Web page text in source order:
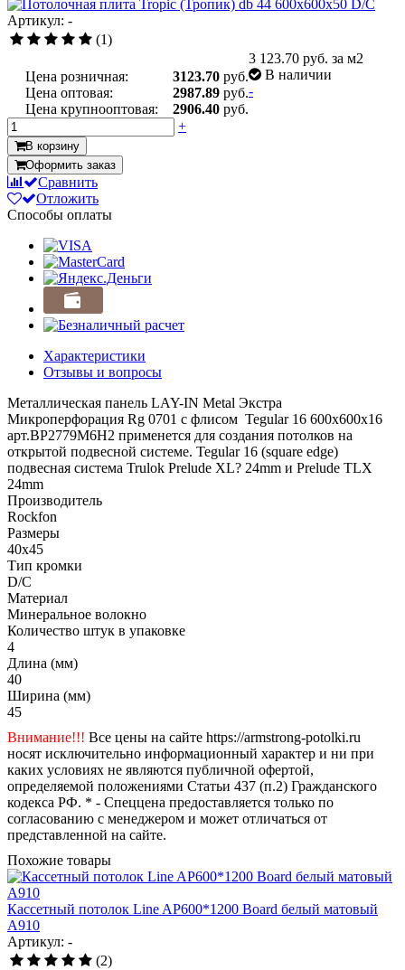
Артикул: -
(1)
Цена розничная: 3123.70 руб.
Цена оптовая:
2987.89 руб.
Цена крупнооптовая:
2906.40 руб.
3 123.70 руб. за м2
В наличии
-
+
В корзину
Оформить заказ
Сравнить
Отложить
Способы оплаты
Характеристики
Отзывы и вопросы
Металлическая панель LAY-IN Metal Экстра
Микроперфорация Rg 0701 с флисом Tegular 16 600x600x16
арт.BP2779M6H2 применется для создания потолков на
открытой подвесной системе. Tegular 16 (square edge)
подвесная система Trulok Prelude XL? 24mm и Prelude TLX
24mm
Производитель
Rockfon
Размеры
40x45
Тип кромки
D/C
Материал
Минеральное волокно
Количество штук в упаковке
4
Длина (мм)
40
Ширина (мм)
45
Внимание!!! Все цены на сайте https://armstrong-potolki.ru
носят исключительно информационный характер и ни при
каких условиях не являются публичной офертой,
определяемой положениями Статьи 437 (п.2) Гражданского
кодекса РФ. * - Спеццена предоставляется только по
согласованию с менеджером и может отличаться от
представленной на сайте.
Похожие товары
Кассетный потолок Line AP600*1200 Board белый матовый
А910
Артикул: -
(2)